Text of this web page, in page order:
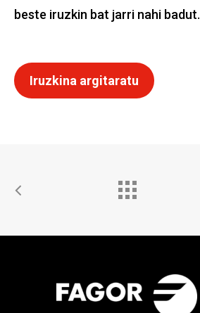
beste iruzkin bat jarri nahi badut.